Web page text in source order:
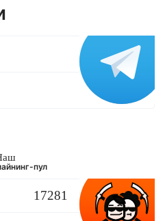
пул
17281